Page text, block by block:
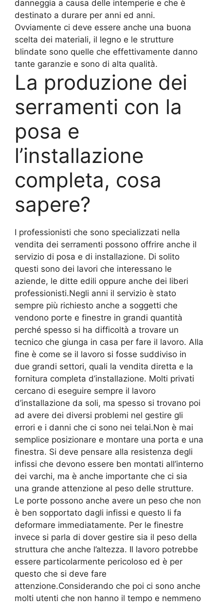
danneggia a causa delle intemperie e che è
destinato a durare per anni ed anni.
Ovviamente ci deve essere anche una buona
scelta dei materiali, il legno e le strutture
blindate sono quelle che effettivamente danno
tante garanzie e sono di alta qualità.
La produzione dei
serramenti con la
posa e
l’installazione
completa, cosa
sapere?
I professionisti che sono specializzati nella
vendita dei serramenti possono offrire anche il
servizio di posa e di installazione. Di solito
questi sono dei lavori che interessano le
aziende, le ditte edili oppure anche dei liberi
professionisti.Negli anni il servizio è stato
sempre più richiesto anche a soggetti che
vendono porte e finestre in grandi quantità
perché spesso si ha difficoltà a trovare un
tecnico che giunga in casa per fare il lavoro. Alla
fine è come se il lavoro si fosse suddiviso in
due grandi settori, quali la vendita diretta e la
fornitura completa d’installazione. Molti privati
cercano di eseguire sempre il lavoro
d’installazione da soli, ma spesso si trovano poi
ad avere dei diversi problemi nel gestire gli
errori e i danni che ci sono nei telai.Non è mai
semplice posizionare e montare una porta e una
finestra. Si deve pensare alla resistenza degli
infissi che devono essere ben montati all’interno
dei varchi, ma è anche importante che ci sia
una grande attenzione al peso delle strutture.
Le porte possono anche avere un peso che non
è ben sopportato dagli infissi e questo li fa
deformare immediatamente. Per le finestre
invece si parla di dover gestire sia il peso della
struttura che anche l’altezza. Il lavoro potrebbe
essere particolarmente pericoloso ed è per
questo che si deve fare
attenzione.Considerando che poi ci sono anche
molti utenti che non hanno il tempo e nemmeno